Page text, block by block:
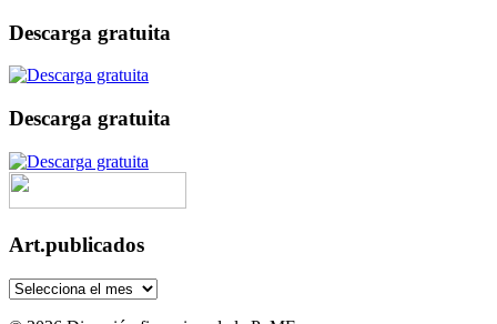
Descarga gratuita
Descarga gratuita
Art.publicados
Art.publicados